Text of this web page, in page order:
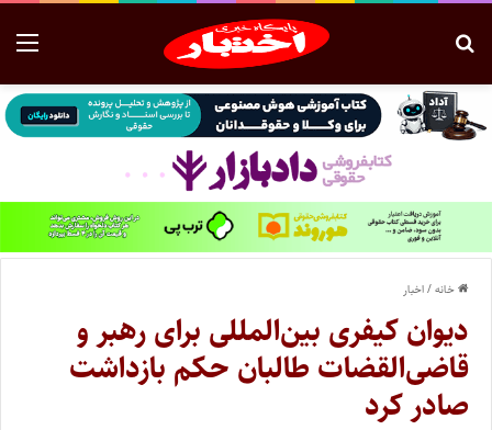
خانه/اخبار
دیوان کیفری بین‌المللی برای رهبر و
قاضی‌القضات طالبان حکم بازداشت
صادر کرد